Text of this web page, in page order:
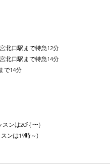
北口駅まで特急12分
北口駅まで特急14分
で14分
ンは20時〜）
ンは19時～)